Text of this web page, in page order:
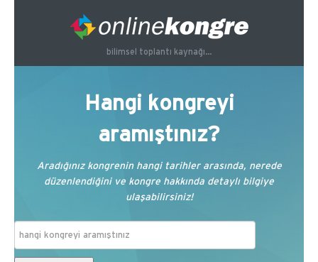
bilimsel toplantı kaynağı...
Hangi kongreyi
aramıştınız?
Aradığınız kongrenin hangi tarihler arasında, nerede
düzenlendiğini ve kongre hakkında detaylı bilgiye
ulaşabilirsiniz!